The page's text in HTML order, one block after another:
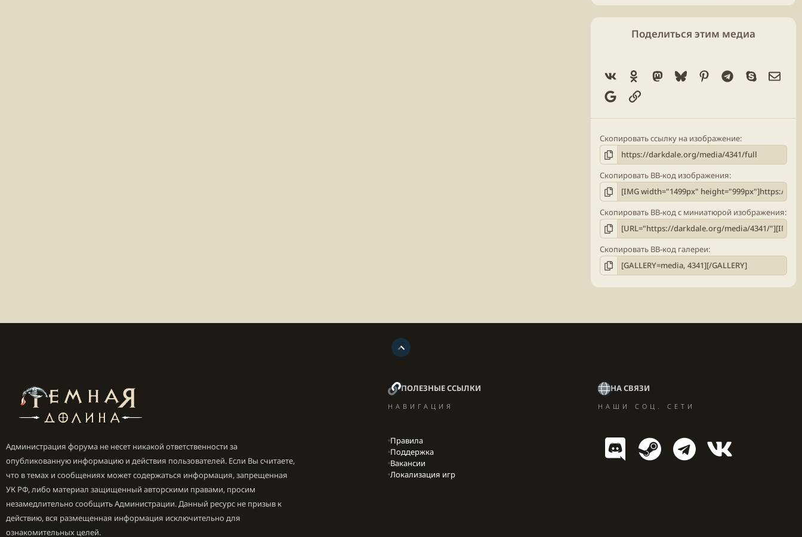
Поделиться этим медиа
Ok Mastodon
BlueskyPinterestTelegram
Skype
GoogleСсылка
Скопировать ссылку на изображение
Скопировать BB-код изображения
Скопировать BB-код с миниатюрой изображения
Скопировать BB-код галереи
Администрация форума не несет никакой ответственности за
опубликованную информацию и действия пользователей. Если Вы считаете,
что в темах и сообщениях может содержаться информация, запрещенная
УК РФ, либо материал защищенный авторскими правами, просим
незамедлительно сообщить Администрации. Данный ресурс не призыв к
действию, вся размещенная информация исключительно для
ознакомительных целей.
ПОЛЕЗНЫЕ ССЫЛКИ
НАВИГАЦИЯ
Правила
Поддержка
Вакансии
Локализация игр
НА СВЯЗИ
НАШИ СОЦ. СЕТИ